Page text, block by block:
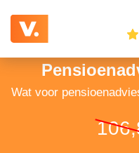
Wat voor